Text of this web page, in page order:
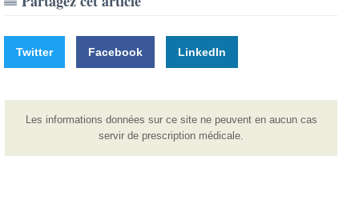
Twitter Facebook LinkedIn
Les informations données sur ce site ne peuvent en aucun cas
servir de prescription médicale.